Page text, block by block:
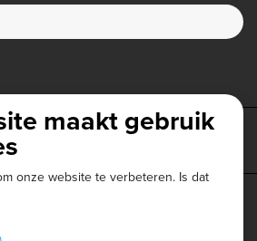
maakt gebruik
onze website te verbeteren. Is dat